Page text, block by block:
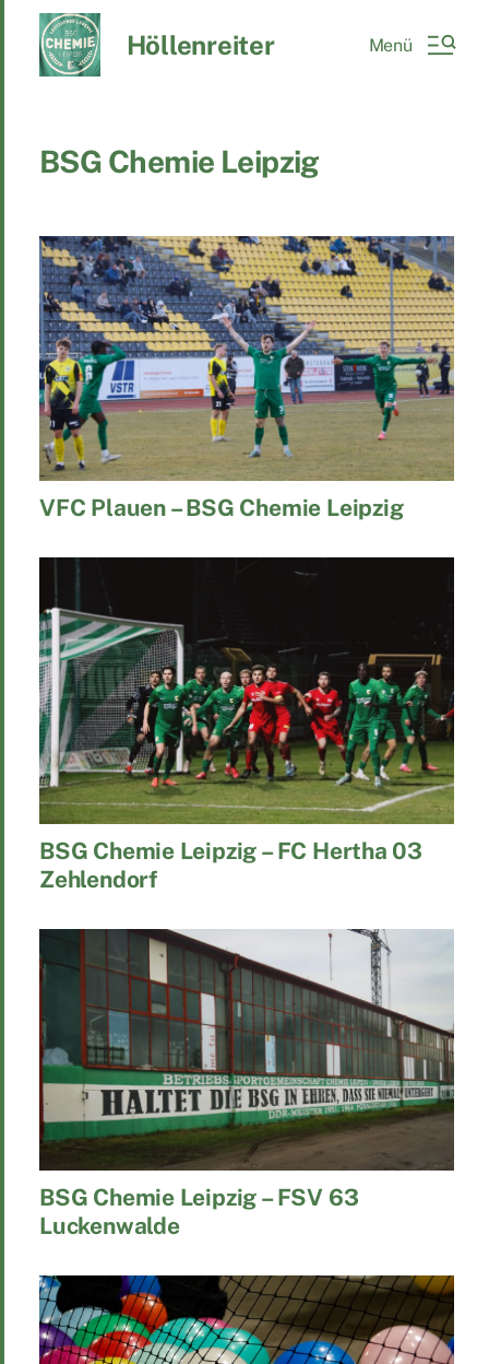
Höllenreiter Menü
BSG Chemie Leipzig
VFC Plauen – BSG Chemie Leipzig
BSG Chemie Leipzig – FC Hertha 03
Zehlendorf
BSG Chemie Leipzig – FSV 63
Luckenwalde